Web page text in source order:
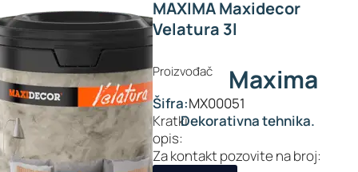
MAXIMA Maxidecor
Velatura 3l
Proizvođač Maxima
Šifra:MX00051
Kratki
opis:
Dekorativna tehnika.
Za kontakt pozovite na broj: